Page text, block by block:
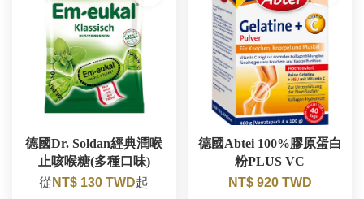
德國Dr. Soldan經典潤喉
止咳喉糖(多種口味)
從 NT$ 130 TWD起
德國Abtei 100%膠原蛋白
粉PLUS VC
NT$ 920 TWD